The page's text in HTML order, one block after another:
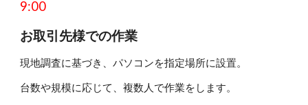
9:00
お取引先様での作業
現地調査に基づき、パソコンを指定場所に設置。
台数や規模に応じて、複数人で作業をします。